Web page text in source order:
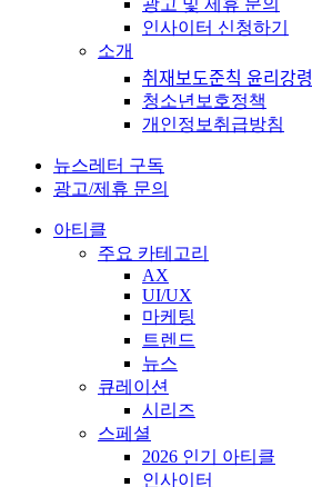
광고 및 제휴 문의
인사이터 신청하기
소개
취재보도준칙 윤리강령
청소년보호정책
개인정보취급방침
뉴스레터 구독
광고/제휴 문의
아티클
주요 카테고리
AX
UI/UX
마케팅
트렌드
뉴스
큐레이션
시리즈
스페셜
2026 인기 아티클
인사이터